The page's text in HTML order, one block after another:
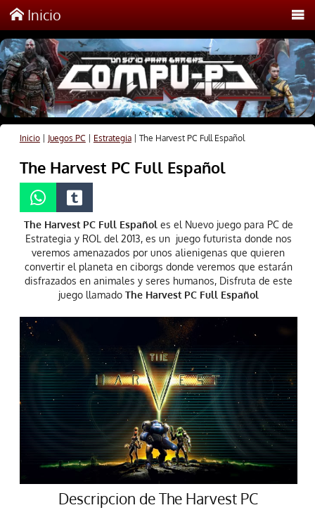
Inicio
Inicio| Juegos PC Estrategia| The Harvest PC Full Español
The Harvest PC Full Español
The Harvest PC Full Españoles el Nuevo juego para PC de
Estrategia y ROL del 2013, es un juego futurista donde nos
veremos amenazados por unos alienigenas que quieren
convertir el planeta en ciborgs donde veremos que estarán
disfrazados en animales y seres humanos, Disfruta de este
juego llamadoThe Harvest PC Full Español
Descripcion de The Harvest PC